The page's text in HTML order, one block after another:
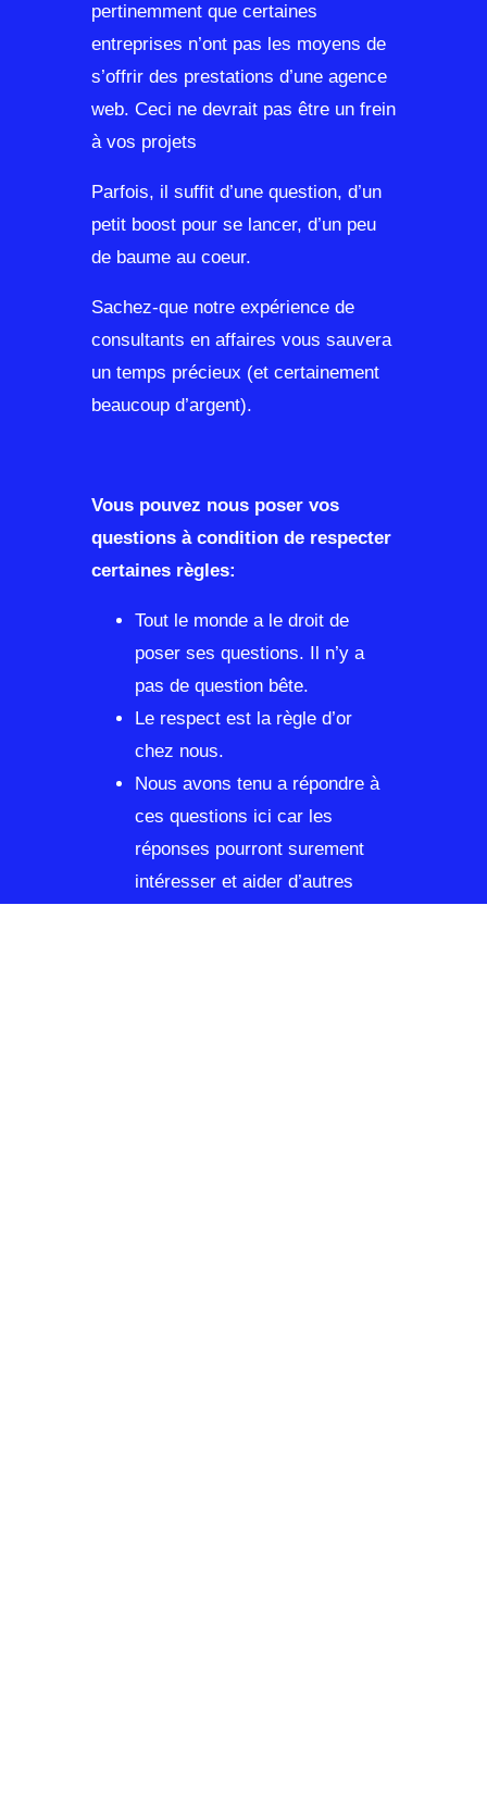
pertinemment que certaines
entreprises n’ont pas les moyens de
s’offrir des prestations d’une agence
web. Ceci ne devrait pas être un frein
à vos projets
Parfois, il suffit d’une question, d’un
petit boost pour se lancer, d’un peu
de baume au coeur.
Sachez-que notre expérience de
consultants en affaires vous sauvera
un temps précieux (et certainement
beaucoup d’argent).
Vous pouvez nous poser vos
questions à condition de respecter
certaines règles:
Tout le monde a le droit de
poser ses questions. Il n’y a
pas de question bête.
Le respect est la règle d’or
chez nous.
Nous avons tenu a répondre à
ces questions ici car les
réponses pourront surement
intéresser et aider d’autres